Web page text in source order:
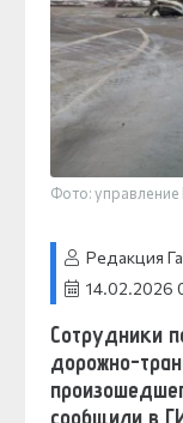
Фото:
Редакция
14.02.2026
Сотрудники
дорожно-
сообщили в